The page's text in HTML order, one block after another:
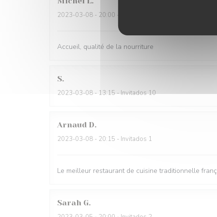
2023-03-08 - 20:00 - Invitados 4
Accueil, qualité de la nourriture
S
2023-03-08 - 13:15 - Invitados 10
Arnaud D
2023-03-08 - 20:15 - Invitados 1
Le meilleur restaurant de cuisine traditionnelle
Sarah G